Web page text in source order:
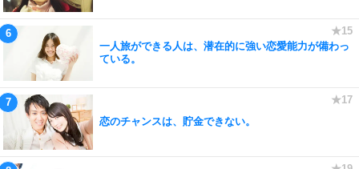
一人旅ができる人は、潜在的に強い恋愛能力が備わっ
ている。
恋のチャンスは、貯金できない。